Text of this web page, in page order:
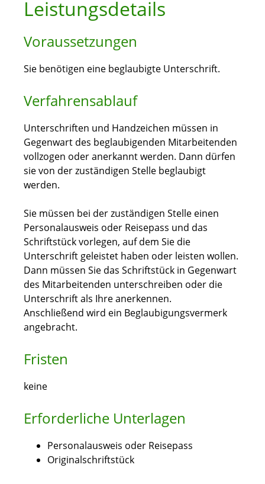
Leistungsdetails
Voraussetzungen
Sie benötigen eine beglaubigte Unterschrift.
Verfahrensablauf
Unterschriften und Handzeichen müssen in
Gegenwart des beglaubigenden Mitarbeitenden
vollzogen oder anerkannt werden. Dann dürfen
sie von der zuständigen Stelle beglaubigt
werden.
Sie müssen bei der zuständigen Stelle einen
Personalausweis oder Reisepass und das
Schriftstück vorlegen, auf dem Sie die
Unterschrift geleistet haben oder leisten wollen.
Dann müssen Sie das Schriftstück in Gegenwart
des Mitarbeitenden unterschreiben oder die
Unterschrift als Ihre anerkennen.
Anschließend wird ein Beglaubigungsvermerk
angebracht.
Fristen
keine
Erforderliche Unterlagen
Personalausweis oder Reisepass
Originalschriftstück